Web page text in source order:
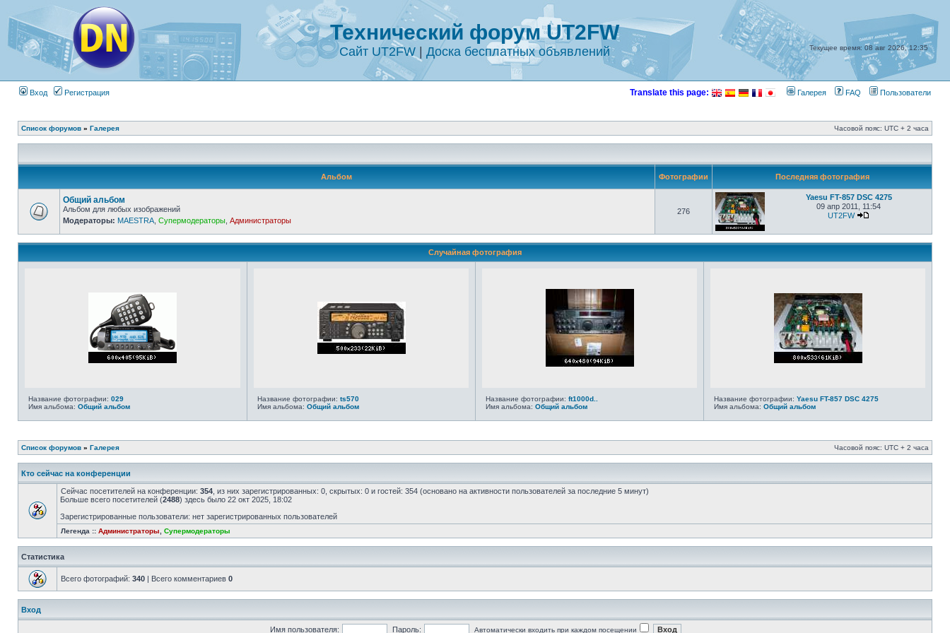
Технический форум UT2FW
Сайт UT2FW| Доска бесплатных объявлений Текущее время: 08 авг 2026, 12:35
Вход Регистрация Translate this page: Галерея FAQ Пользователи
Список форумов » Галерея Часовой пояс: UTC + 2 часа
Альбом Фотографии Последняя фотография
Общий альбом
Альбом для любых изображений
Модераторы: MAESTRA Супермодераторы Администраторы
276
Yaesu FT-857 DSC 4275
09 апр 2011, 11:54
UT2FW
Случайная фотография
Название фотографии: 029
Имя альбома: Общий альбом
Название фотографии: ts570
Имя альбома: Общий альбом
Название фотографии: ft1000d..
Имя альбома: Общий альбом
Название фотографии: Yaesu FT-857 DSC 4275
Имя альбома: Общий альбом
Список форумов » Галерея Часовой пояс: UTC + 2 часа
Кто сейчас на конференции
Сейчас посетителей на конференции: 354 , из них зарегистрированных: 0, скрытых: 0 и гостей: 354 (основано на активности пользователей за последние 5 минут)
Больше всего посетителей (2488) здесь было 22 окт 2025, 18:02
Зарегистрированные пользователи: нет зарегистрированных пользователей
Легенда :: Администраторы Супермодераторы
Статистика
Всего фотографий: 340 | Всего комментариев 0
Вход
Имя пользователя: Пароль: Автоматически входить при каждом посещении